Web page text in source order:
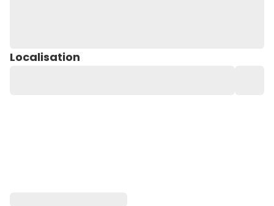
Localisation